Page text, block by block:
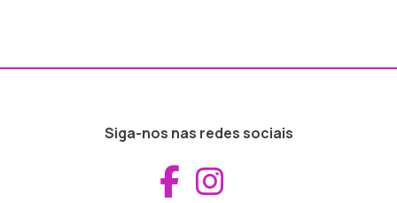
Siga-nos nas redes sociais
Aceder ao